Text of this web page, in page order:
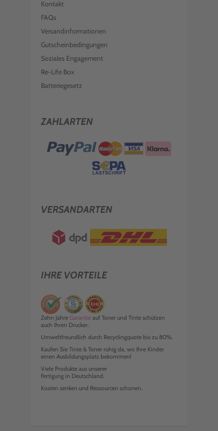
Kontakt
FAQs
Versandinformationen
Gutscheinbedingungen
Soziales Engagement
Re-Life Box
Batteriegesetz
ZAHLARTEN
VERSANDARTEN
IHRE VORTEILE
Zehn Jahre Garantie auf Toner und Tinte schützen
auch Ihren Drucker.
Umweltfreundlich durch Recyclingquote bis zu 80%.
Kaufen Sie Tinte & Toner ruhig da, wo Ihre Kinder
einen Ausbildungsplatz bekommen!
Viele Produkte aus unserer
Fertigung in Deutschland.
Kosten senken und Ressourcen schonen.